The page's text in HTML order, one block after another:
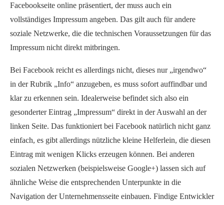
Facebookseite online präsentiert, der muss auch ein
vollständiges Impressum angeben. Das gilt auch für andere
soziale Netzwerke, die die technischen Voraussetzungen für das
Impressum nicht direkt mitbringen.
Bei Facebook reicht es allerdings nicht, dieses nur „irgendwo“
in der Rubrik „Info“ anzugeben, es muss sofort auffindbar und
klar zu erkennen sein. Idealerweise befindet sich also ein
gesonderter Eintrag „Impressum“ direkt in der Auswahl an der
linken Seite. Das funktioniert bei Facebook natürlich nicht ganz
einfach, es gibt allerdings nützliche kleine Helferlein, die diesen
Eintrag mit wenigen Klicks erzeugen können. Bei anderen
sozialen Netzwerken (beispielsweise Google+) lassen sich auf
ähnliche Weise die entsprechenden Unterpunkte in die
Navigation der Unternehmensseite einbauen. Findige Entwickler